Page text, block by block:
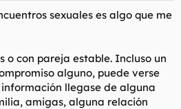
sexuales es algo que me
o con pareja estable. Incluso un
alguno, puede verse
llegase de alguna
amigas, alguna relación